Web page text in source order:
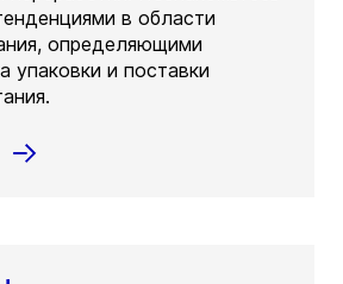
в области
определяющими
упаковки и поставки